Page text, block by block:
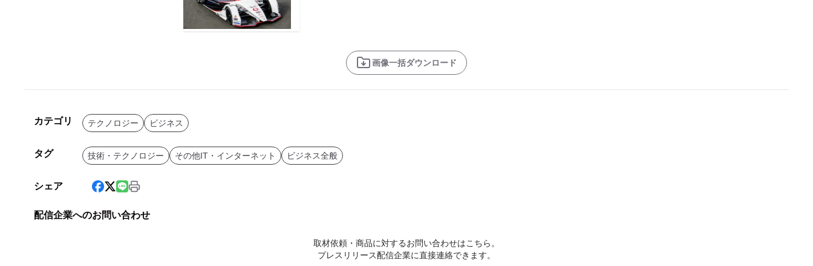
画像一括ダウンロード
カテゴリ テクノロジー ビジネス
タグ 技術・テクノロジー その他IT・インターネット ビジネス全般
シェア
配信企業へのお問い合わせ
取材依頼・商品に対するお問い合わせはこちら。
プレスリリース配信企業に直接連絡できます。